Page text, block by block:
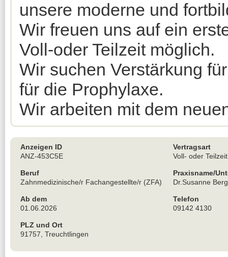
unsere moderne und
Wir freuen uns auf ein
Voll-oder Teilzeit möglich.
Wir suchen Verstärkung
für die Prophylaxe.
Wir arbeiten mit dem
Anzeigen ID
ANZ-453C5E
Beruf
Zahnmedizinische/r Fachangestellte/r (ZFA)
Ab dem
01.06.2026
PLZ und Ort
91757, Treuchtlingen
Vertragsart
Voll- oder Teilzeit
Praxisname/
Dr.Susanne
Telefon
09142 4130